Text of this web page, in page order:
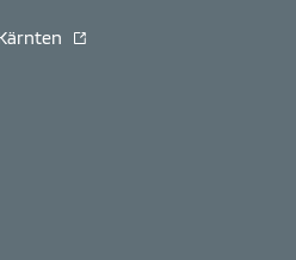
(öffnet in neuem Fenster)